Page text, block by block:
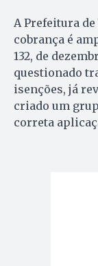
A Prefeitura
cobrança é
132, de
questionado
isenções, já
criado um
correta